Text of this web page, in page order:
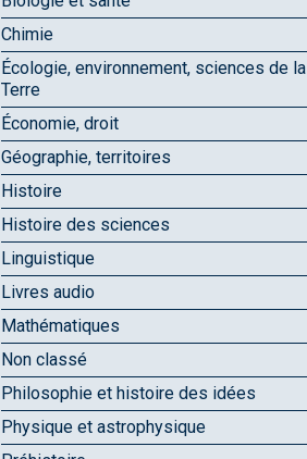
Chimie
Écologie, environnement, sciences de la
Terre
Économie, droit
Géographie, territoires
Histoire
Histoire des sciences
Linguistique
Livres audio
Mathématiques
Non classé
Philosophie et histoire des idées
Physique et astrophysique